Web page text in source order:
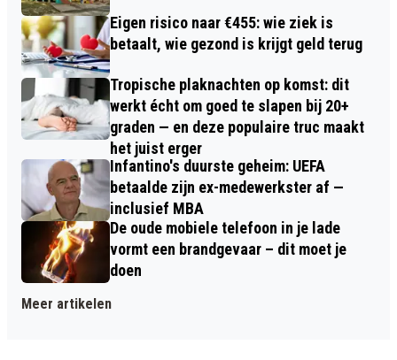
Eigen risico naar €455: wie ziek is
betaalt, wie gezond is krijgt geld terug
Tropische plaknachten op komst: dit
werkt écht om goed te slapen bij 20+
graden — en deze populaire truc maakt
het juist erger
Infantino's duurste geheim: UEFA
betaalde zijn ex-medewerkster af —
inclusief MBA
De oude mobiele telefoon in je lade
vormt een brandgevaar – dit moet je
doen
Meer artikelen